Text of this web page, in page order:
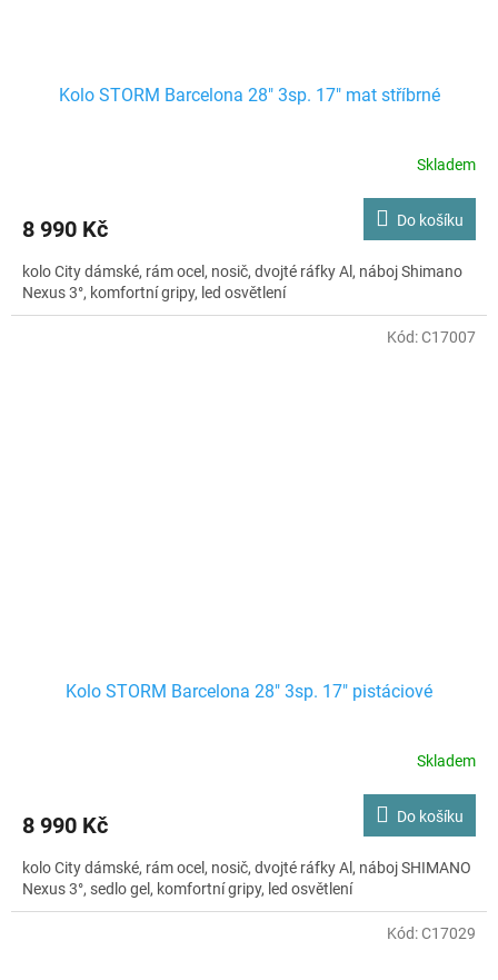
Kolo STORM Barcelona 28" 3sp. 17" mat stříbrné
Skladem
8 990 Kč Do košíku
kolo City dámské, rám ocel, nosič, dvojté ráfky Al, náboj Shimano
Nexus 3°, komfortní gripy, led osvětlení
Kolo STORM Barcelona 28" 3sp. 17" pistáciové
Skladem
8 990 Kč Do košíku
kolo City dámské, rám ocel, nosič, dvojté ráfky Al, náboj SHIMANO
Nexus 3°, sedlo gel, komfortní gripy, led osvětlení
Kód:C17007
Kód:C17029